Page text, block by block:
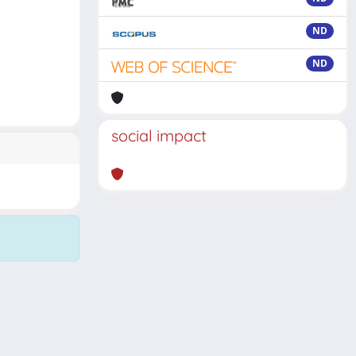
ND
ND
social impact